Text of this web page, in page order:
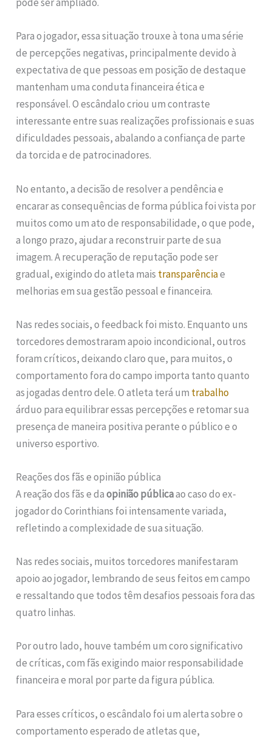
Para o jogador, essa situação trouxe à tona uma série
de percepções negativas, principalmente devido à
expectativa de que pessoas em posição de destaque
mantenham uma conduta financeira ética e
responsável. O escândalo criou um contraste
interessante entre suas realizações profissionais e suas
dificuldades pessoais, abalando a confiança de parte
da torcida e de patrocinadores.
No entanto, a decisão de resolver a pendência e
encarar as consequências de forma pública foi vista por
muitos como um ato de responsabilidade, o que pode,
a longo prazo, ajudar a reconstruir parte de sua
imagem. A recuperação de reputação pode ser
gradual, exigindo do atleta mais transparênciae
melhorias em sua gestão pessoal e financeira.
Nas redes sociais, o feedback foi misto. Enquanto uns
torcedores demostraram apoio incondicional, outros
foram críticos, deixando claro que, para muitos, o
comportamento fora do campo importa tanto quanto
as jogadas dentro dele. O atleta terá um trabalho
árduo para equilibrar essas percepções e retomar sua
presença de maneira positiva perante o público e o
universo esportivo.
Reações dos fãs e opinião pública
A reação dos fãs e daopinião públicaao caso do ex-
jogador do Corinthians foi intensamente variada,
refletindo a complexidade de sua situação.
Nas redes sociais, muitos torcedores manifestaram
apoio ao jogador, lembrando de seus feitos em campo
e ressaltando que todos têm desafios pessoais fora das
quatro linhas.
Por outro lado, houve também um coro significativo
de críticas, com fãs exigindo maior responsabilidade
financeira e moral por parte da figura pública.
Para esses críticos, o escândalo foi um alerta sobre o
comportamento esperado de atletas que,